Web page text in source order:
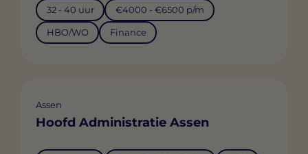
32 - 40 uur €4000 - €6500 p/m
HBO/WO Finance
Assen
Hoofd Administratie Assen